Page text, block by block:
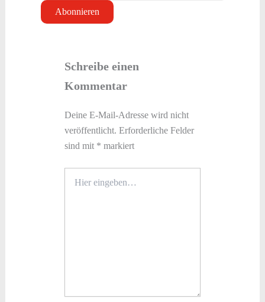
Schreibe einen
Kommentar
Deine E-Mail-Adresse wird nicht
veröffentlicht. Erforderliche Felder
sind mit * markiert
eingeben…